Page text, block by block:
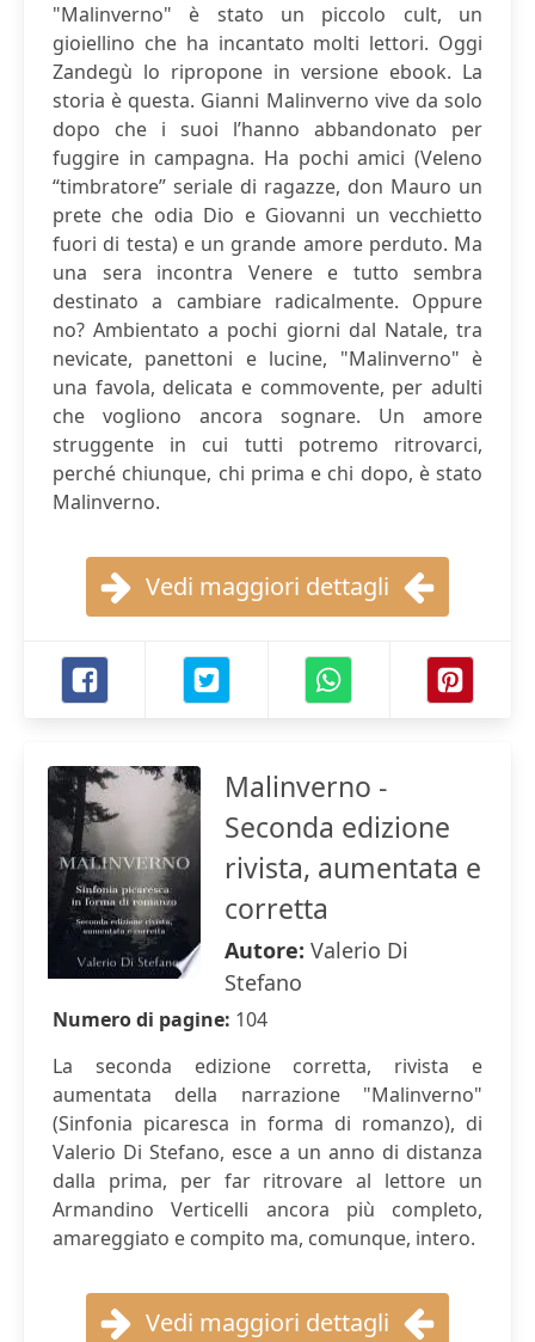
"Malinverno" è stato un piccolo cult, un
gioiellino che ha incantato molti lettori. Oggi
Zandegù lo ripropone in versione ebook. La
storia è questa. Gianni Malinverno vive da solo
dopo che i suoi l’hanno abbandonato per
fuggire in campagna. Ha pochi amici (Veleno
“timbratore” seriale di ragazze, don Mauro un
prete che odia Dio e Giovanni un vecchietto
fuori di testa) e un grande amore perduto. Ma
una sera incontra Venere e tutto sembra
destinato a cambiare radicalmente. Oppure
no? Ambientato a pochi giorni dal Natale, tra
nevicate, panettoni e lucine, "Malinverno" è
una favola, delicata e commovente, per adulti
che vogliono ancora sognare. Un amore
struggente in cui tutti potremo ritrovarci,
perché chiunque, chi prima e chi dopo, è stato
Malinverno.
Vedi maggiori dettagli
Malinverno -
Seconda edizione
rivista, aumentata e
corretta
Autore: Valerio Di
Stefano
Numero di pagine: 104
La seconda edizione corretta, rivista e
aumentata della narrazione "Malinverno"
(Sinfonia picaresca in forma di romanzo), di
Valerio Di Stefano, esce a un anno di distanza
dalla prima, per far ritrovare al lettore un
Armandino Verticelli ancora più completo,
amareggiato e compito ma, comunque, intero.
Vedi maggiori dettagli